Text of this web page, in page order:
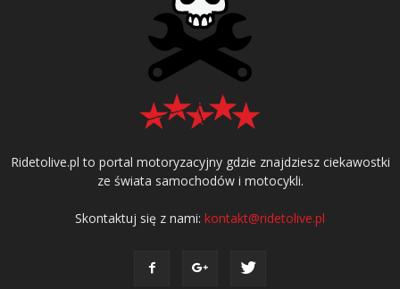
Ridetolive.pl to portal motoryzacyjny gdzie znajdziesz ciekawostki
ze świata samochodów i motocykli.
Skontaktuj się z nami: kontakt@ridetolive.pl